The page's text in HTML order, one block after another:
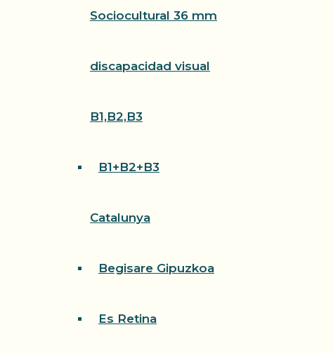
Sociocultural 36 mm
discapacidad visual
B1,B2,B3
B1+B2+B3
Catalunya
Begisare Gipuzkoa
Es Retina